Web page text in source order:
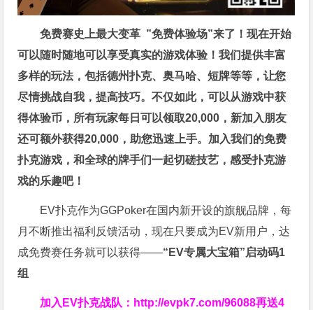
免费赛史上最大变革 ”免费体验场”来了！现在开始
可以随时随地可以享受真实的游戏体验！我们提供丰富
多样的玩法，包括德州扑克、奥马哈、短牌等等，让您
尽情挑战自我，提高技巧。不仅如此，可以从游戏中获
得体验币，所有玩家每日可以领取20,000，新加入朋友
还可额外获得20,000，助您迅速上手。 加入我们的免费
扑克游戏，和全球的牌手们一起切磋技艺，感受扑克游
戏的乐趣吧！
EV扑克作为GGPoker在国内新开设的旗舰品牌，每
月不断推出福利反馈活动，现在只要成为EV新用户，达
成免费赛任务就可以获得——“EV专属大宝箱”启动码1
组
加入EV扑克战队： http://evpk7.com/96088再送4